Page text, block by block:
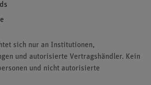
sich nur an Institutionen,
und autorisierte Vertragshändler. Kein
und nicht autorisierte